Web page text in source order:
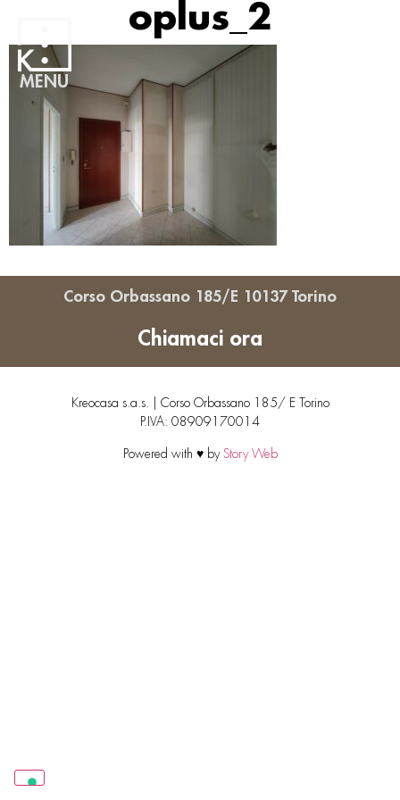
MENU
oplus_2
Corso Orbassano 185/E 10137 Torino
Chiamaci ora
Kreocasa s.a.s. | Corso Orbassano 185/ E Torino
P.IVA: 08909170014
Powered with ♥ by Story Web